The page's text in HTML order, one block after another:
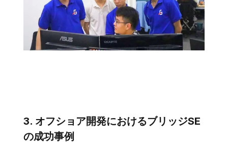
3. オフショア開発におけるブリッジSE
の成功事例